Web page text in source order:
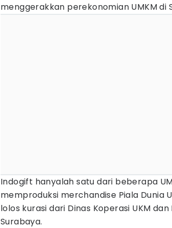
menggerakkan perekonomian UMKM di
Indogift hanyalah satu dari beberapa
memproduksi merchandise Piala Dunia
lolos kurasi dari Dinas Koperasi UKM
Surabaya.